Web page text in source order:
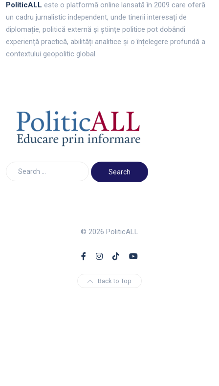
PoliticALL este o platformă online lansată în 2009 care oferă
un cadru jurnalistic independent, unde tinerii interesați de
diplomație, politică externă și științe politice pot dobândi
experiență practică, abilități analitice și o înțelegere profundă a
contextului geopolitic global.
© 2026 PoliticALL
Back to Top